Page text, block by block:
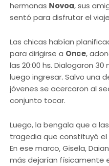
hermanas Novoa, sus
sentó para disfrutar el
Las chicas habían
para dirigirse a Once,
las 20:00 hs. Dialogaron
luego ingresar. Salvo una
jóvenes se acercaron al
conjunto tocar.
Luego, la bengala que a
tragedia que constituyó
En ese marco, Gisela,
más dejarían físicamente